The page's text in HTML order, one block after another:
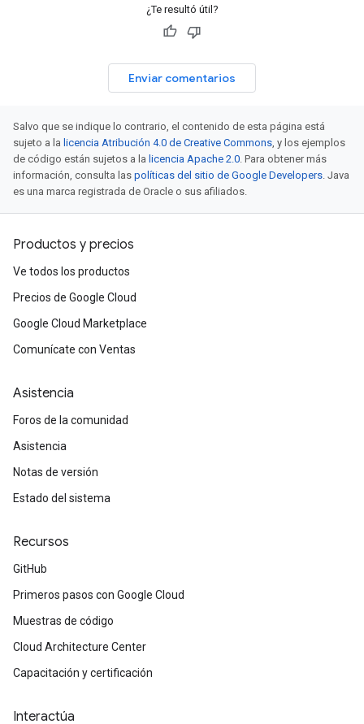
¿Te resultó útil?
Enviar comentarios
Salvo que se indique lo contrario, el contenido de esta página está
sujeto a la licencia Atribución 4.0 de Creative Commons, y los ejemplos
de código están sujetos a la licencia Apache 2.0. Para obtener más
información, consulta las políticas del sitio de Google Developers. Java
es una marca registrada de Oracle o sus afiliados.
Productos y precios
Ve todos los productos
Precios de Google Cloud
Google Cloud Marketplace
Comunícate con Ventas
Asistencia
Foros de la comunidad
Asistencia
Notas de versión
Estado del sistema
Recursos
GitHub
Primeros pasos con Google Cloud
Muestras de código
Cloud Architecture Center
Capacitación y certificación
Interactúa